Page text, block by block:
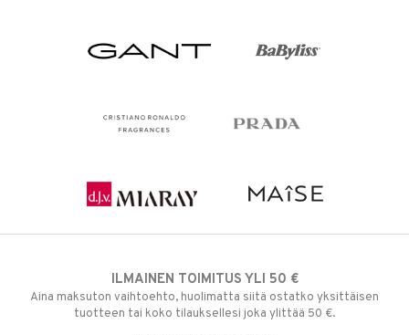
ILMAINEN TOIMITUS YLI 50 €
Aina maksuton vaihtoehto, huolimatta siitä ostatko yksittäisen
tuotteen tai koko tilauksellesi joka ylittää 50 €.